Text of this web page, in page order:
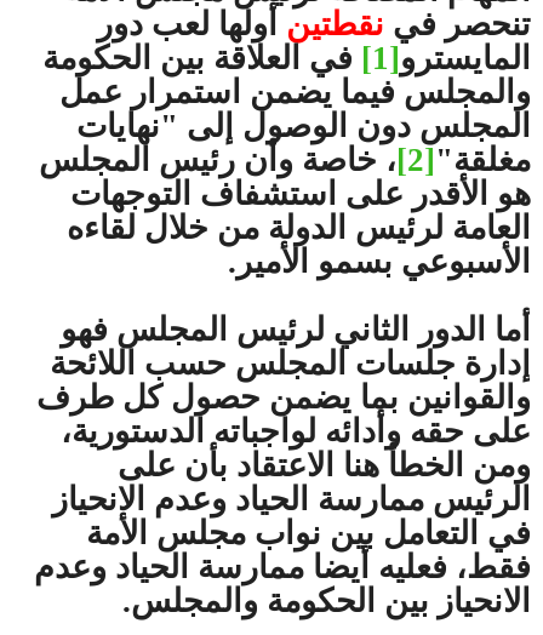
تنحصر في نقطتين أولها لعب دور
المايسترو[1] في العلاقة بين الحكومة
والمجلس فيما يضمن استمرار عمل
المجلس دون الوصول إلى "نهايات
مغلقة"[2]، خاصة وأن رئيس المجلس
هو الأقدر على استشفاف التوجهات
العامة لرئيس الدولة من خلال لقاءه
الأسبوعي بسمو الأمير.
أما الدور الثاني لرئيس المجلس فهو
إدارة جلسات المجلس حسب اللائحة
والقوانين بما يضمن حصول كل طرف
على حقه وأدائه لواجباته الدستورية،
ومن الخطأ هنا الاعتقاد بأن على
الرئيس ممارسة الحياد وعدم الانحياز
في التعامل بين نواب مجلس الأمة
فقط، فعليه أيضا ممارسة الحياد وعدم
الانحياز بين الحكومة والمجلس.